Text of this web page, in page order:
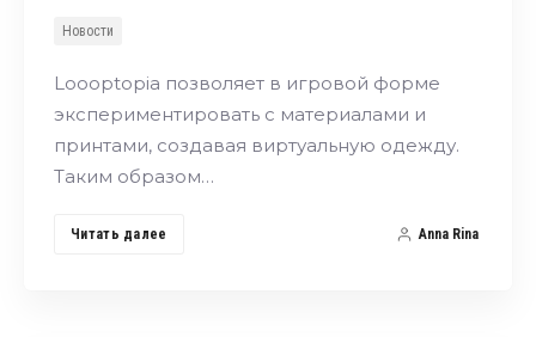
Новости
Loooptopia позволяет в игровой форме
экспериментировать с материалами и
принтами, создавая виртуальную одежду.
Таким образом…
Читать далее Anna Rina